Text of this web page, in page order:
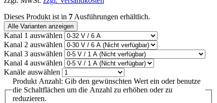
Dieses Produkt ist in 7 Ausführungen erhältlich.
Alle Varianten anzeigen
Kanal 1 auswählen
Kanal 2 auswählen
Kanal 3 auswählen
Kanal 4 auswählen
Kanäle auswählen
Produkt Anzahl: Gib den gewünschten Wert ein oder benutze
die Schaltflächen um die Anzahl zu erhöhen oder zu
reduzieren.